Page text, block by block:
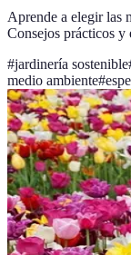
Aprende a elegir las
Consejos prácticos y
#jardinería sostenible
medio ambiente#